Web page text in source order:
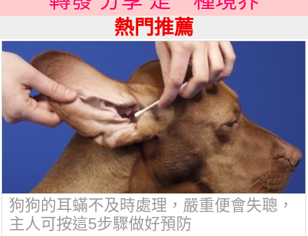
熱門推薦
狗狗的耳蟎不及時處理，嚴重便會失聰，
主人可按這5步驟做好預防